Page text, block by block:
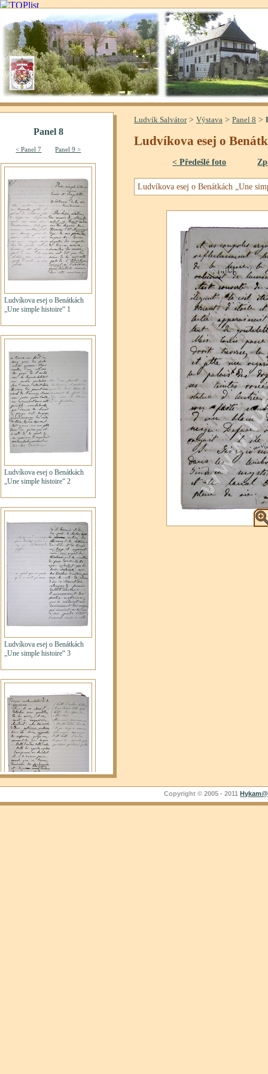
Ludvík Salvátor> Výstava > Panel 8 >
Ludvíkova esej o
< Předešlé foto
Ludvíkova esej o Benátkách „Une
Copyright © 2005 - 2011